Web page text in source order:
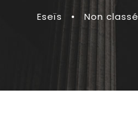
Eseïs • Non classé